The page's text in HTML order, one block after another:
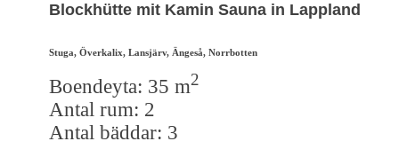
Blockhütte mit Kamin Sauna in Lappland
Stuga, Överkalix, Lansjärv, Ängeså, Norrbotten
Boendeyta: 35 m2
Antal rum: 2
Antal bäddar: 3